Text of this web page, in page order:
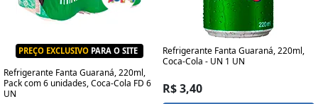
PREÇO EXCLUSIVO PARA O SITE
Refrigerante Fanta Guaraná, 220ml,
Pack com 6 unidades, Coca-Cola FD 6
UN
Refrigerante Fanta Guaraná, 220ml,
Coca-Cola - UN 1 UN
R$ 3,40